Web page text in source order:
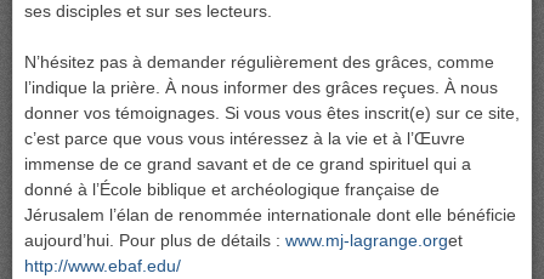
ses disciples et sur ses lecteurs.
N’hésitez pas à demander régulièrement des grâces, comme
l’indique la prière. À nous informer des grâces reçues. À nous
donner vos témoignages. Si vous vous êtes inscrit(e) sur ce site,
c’est parce que vous vous intéressez à la vie et à l’Œuvre
immense de ce grand savant et de ce grand spirituel qui a
donné à l’École biblique et archéologique française de
Jérusalem l’élan de renommée internationale dont elle bénéficie
aujourd’hui. Pour plus de détails : www.mj-lagrange.orget
http://www.ebaf.edu/